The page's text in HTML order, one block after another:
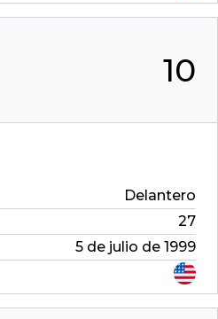
10
Delantero
27
5 de julio de 1999